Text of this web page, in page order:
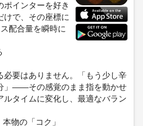
ポインターを好き
けで、その座標に
配合量を瞬時に
必要はありません。「もう少し辛
」——その感覚のまま指を動かせ
ルタイムに変化し、最適なバラン
物の「コク」